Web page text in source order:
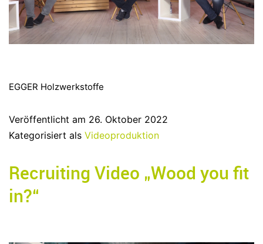
EGGER Holzwerkstoffe
Veröffentlicht am 26. Oktober 2022
Kategorisiert als Videoproduktion
Recruiting Video „Wood you fit
in?“